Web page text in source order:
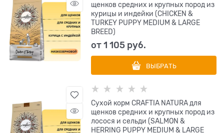
щенков средних и крупных пород из
курицы и индейки (CHICKEN &
TURKEY PUPPY MEDIUM & LARGE
BREED)
от1 105 руб.
ВЫБРАТЬ
Сухой корм CRAFTIA NATURA для
щенков средних и крупных пород из
лосося и сельди (SALMON &
HERRING PUPPY MEDIUM & LARGE